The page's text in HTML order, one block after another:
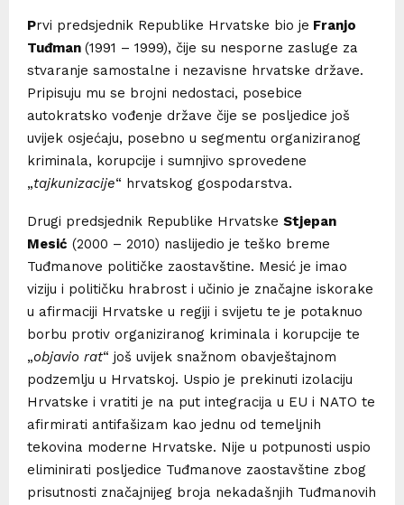
Prvi predsjednik Republike Hrvatske bio je Franjo
Tuđman (1991 – 1999), čije su nesporne zasluge za
stvaranje samostalne i nezavisne hrvatske države.
Pripisuju mu se brojni nedostaci, posebice
autokratsko vođenje države čije se posljedice još
uvijek osjećaju, posebno u segmentu organiziranog
kriminala, korupcije i sumnjivo sprovedene
„tajkunizacije“ hrvatskog gospodarstva.
Drugi predsjednik Republike Hrvatske Stjepan
Mesić (2000 – 2010) naslijedio je teško breme
Tuđmanove političke zaostavštine. Mesić je imao
viziju i političku hrabrost i učinio je značajne iskorake
u afirmaciji Hrvatske u regiji i svijetu te je potaknuo
borbu protiv organiziranog kriminala i korupcije te
„objavio rat“ još uvijek snažnom obavještajnom
podzemlju u Hrvatskoj. Uspio je prekinuti izolaciju
Hrvatske i vratiti je na put integracija u EU i NATO te
afirmirati antifašizam kao jednu od temeljnih
tekovina moderne Hrvatske. Nije u potpunosti uspio
eliminirati posljedice Tuđmanove zaostavštine zbog
prisutnosti značajnijeg broja nekadašnjih Tuđmanovih